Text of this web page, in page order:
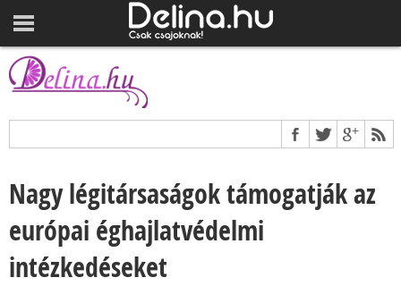
Nagy légitársaságok támogatják az
európai éghajlatvédelmi
intézkedéseket